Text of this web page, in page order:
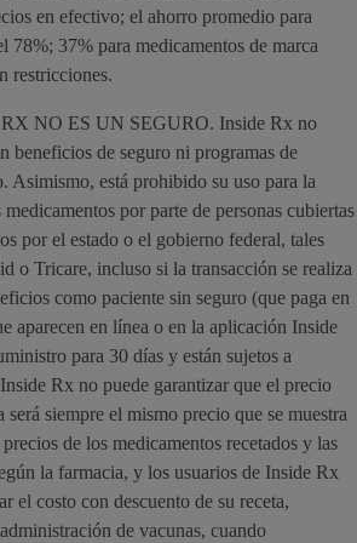
en efectivo; el ahorro promedio para
78%; 37% para medicamentos de marca
restricciones.
NO ES UN SEGURO. Inside Rx no
beneficios de seguro ni programas de
Asimismo, está prohibido su uso para la
por parte de personas cubiertas
por el estado o el gobierno federal, tales
o Tricare, incluso si la transacción se realiza
como paciente sin seguro (que paga en
aparecen en línea o en la aplicación Inside
para 30 días y están sujetos a
Rx no puede garantizar que el precio
será siempre el mismo precio que se muestra
de los medicamentos recetados y las
la farmacia, y los usuarios de Inside Rx
el costo con descuento de su receta,
de vacunas, cuando